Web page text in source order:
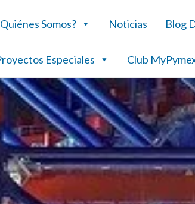
Somos? Noticias Blog
Especiales Club